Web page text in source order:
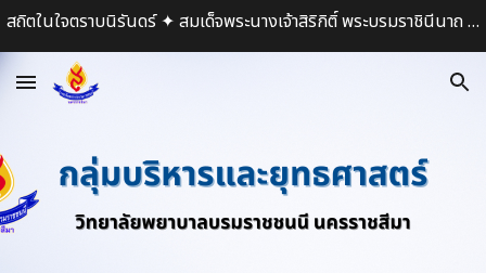
สถิตในใจตราบนิรันดร์ ✦ สมเด็จพระนางเจ้าสิริกิติ์ พระบรมราชินีนาถ พระบรมราชชนนีพันปีหลวง ✦